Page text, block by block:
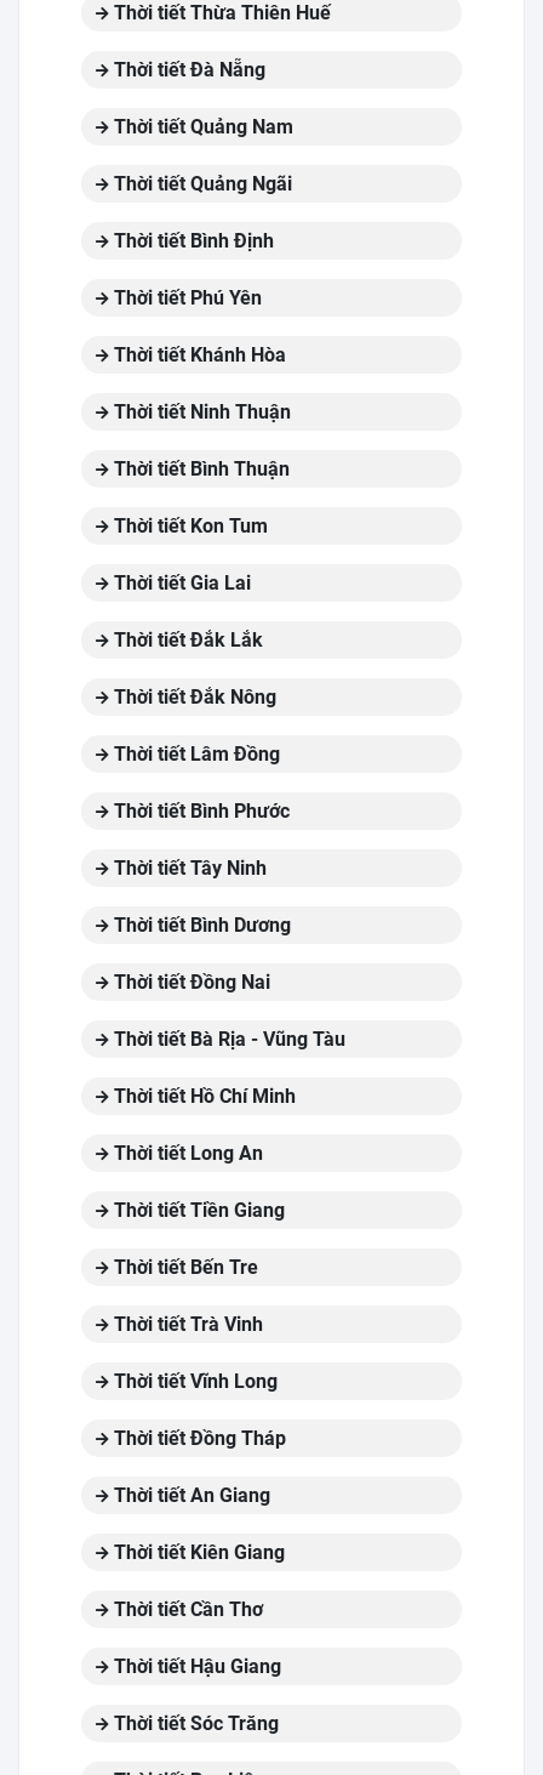
Thời tiết Thừa Thiên Huế
Thời tiết Đà Nẵng
Thời tiết Quảng Nam
Thời tiết Quảng Ngãi
Thời tiết Bình Định
Thời tiết Phú Yên
Thời tiết Khánh Hòa
Thời tiết Ninh Thuận
Thời tiết Bình Thuận
Thời tiết Kon Tum
Thời tiết Gia Lai
Thời tiết Đắk Lắk
Thời tiết Đắk Nông
Thời tiết Lâm Đồng
Thời tiết Bình Phước
Thời tiết Tây Ninh
Thời tiết Bình Dương
Thời tiết Đồng Nai
Thời tiết Bà Rịa - Vũng Tàu
Thời tiết Hồ Chí Minh
Thời tiết Long An
Thời tiết Tiền Giang
Thời tiết Bến Tre
Thời tiết Trà Vinh
Thời tiết Vĩnh Long
Thời tiết Đồng Tháp
Thời tiết An Giang
Thời tiết Kiên Giang
Thời tiết Cần Thơ
Thời tiết Hậu Giang
Thời tiết Sóc Trăng